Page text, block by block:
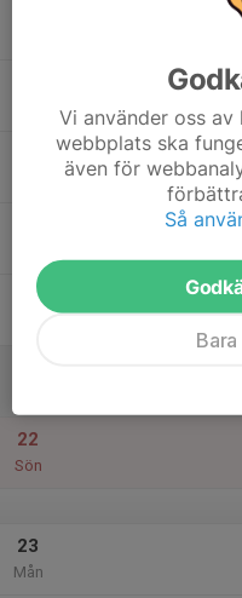
20
22
Sön
23
Mån
Vi använder oss
webbplats ska
även för
Så